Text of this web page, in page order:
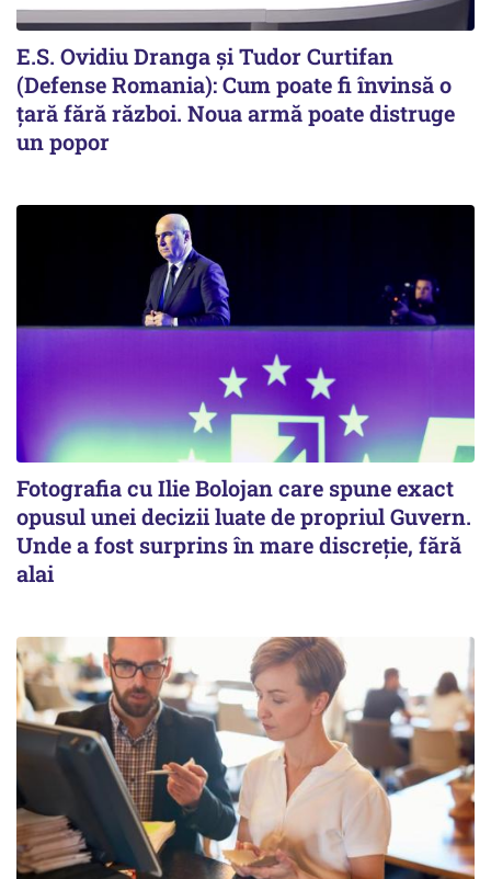
E.S. Ovidiu Dranga și Tudor Curtifan
(Defense Romania): Cum poate fi învinsă o
țară fără război. Noua armă poate distruge
un popor
Fotografia cu Ilie Bolojan care spune exact
opusul unei decizii luate de propriul Guvern.
Unde a fost surprins în mare discreție, fără
alai